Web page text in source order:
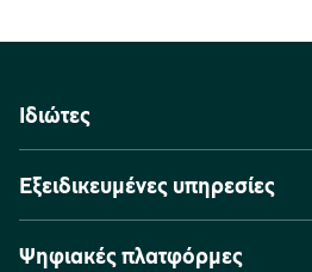
Ιδιώτες
Εξειδικευμένες υπηρεσίες
Ψηφιακές πλατφόρμες